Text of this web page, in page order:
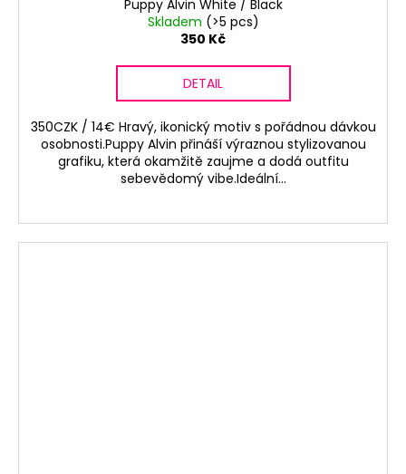
Puppy Alvin White / Black
Skladem (>5 pcs)
350 Kč
DETAIL
350CZK / 14€ Hravý, ikonický motiv s pořádnou dávkou
osobnosti.Puppy Alvin přináší výraznou stylizovanou
grafiku, která okamžitě zaujme a dodá outfitu
sebevědomý vibe.Ideální...